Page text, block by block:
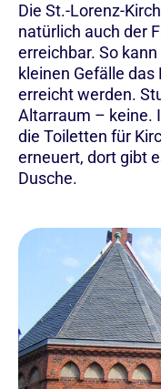
Die St.-Lorenz-
natürlich auch der
erreichbar. So
kleinen Gefälle
erreicht werden.
Altarraum – keine.
die Toiletten für
erneuert, dort gibt
Dusche.